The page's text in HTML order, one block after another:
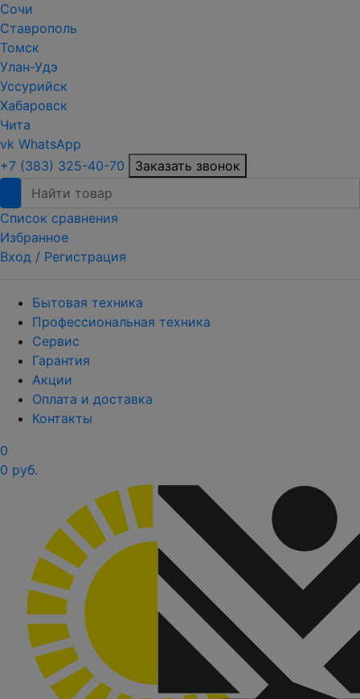
Сочи
Ставрополь
Томск
Улан-Удэ
Уссурийск
Хабаровск
Чита
vk WhatsApp
+7 (383) 325-40-70
Заказать звонок
Список сравнения
Избранное
Вход / Регистрация
Бытовая техника
Профессиональная техника
Сервис
Гарантия
Акции
Оплата и доставка
Контакты
0
0 руб.